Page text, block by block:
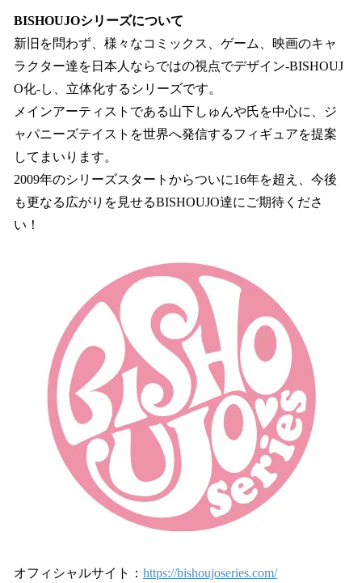
BISHOUJOシリーズについて
新旧を問わず、様々なコミックス、ゲーム、映画のキャ
ラクター達を日本人ならではの視点でデザイン‐BISHOUJ
O化‐し、立体化するシリーズです。
メインアーティストである山下しゅんや氏を中心に、ジ
ャパニーズテイストを世界へ発信するフィギュアを提案
してまいります。
2009年のシリーズスタートからついに16年を超え、今後
も更なる広がりを見せるBISHOUJO達にご期待くださ
い！
オフィシャルサイト： https://bishoujoseries.com/